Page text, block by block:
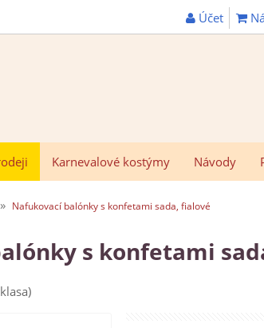
Účet
Karnevalové kostýmy Návody
» Nafukovací balónky s konfetami sada, fialové
s konfetami